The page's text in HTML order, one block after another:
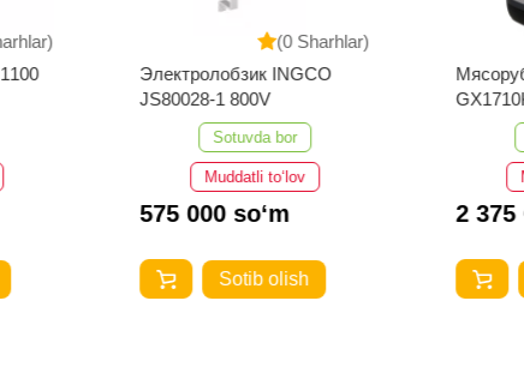
(0 Sharhlar)
Электролобзик INGCO
JS80028-1 800V
Sotuvda bor
Muddatli to‘lov
575 000 so‘m
Sotib olish
2 375